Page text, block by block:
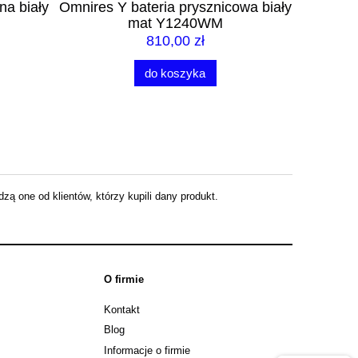
biały
Omnires Y bateria prysznicowa
podtynowa biały mat Y1245WM
690,00 zł
do koszyka
one od klientów, którzy kupili dany produkt.
O firmie
Kontakt
Blog
Informacje o firmie